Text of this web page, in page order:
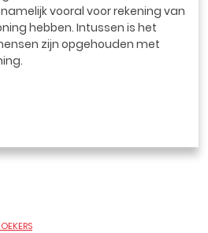
vooral voor rekening van
hebben. Intussen is het
zijn opgehouden met